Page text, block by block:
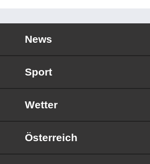
News
Sport
Wetter
Österreich